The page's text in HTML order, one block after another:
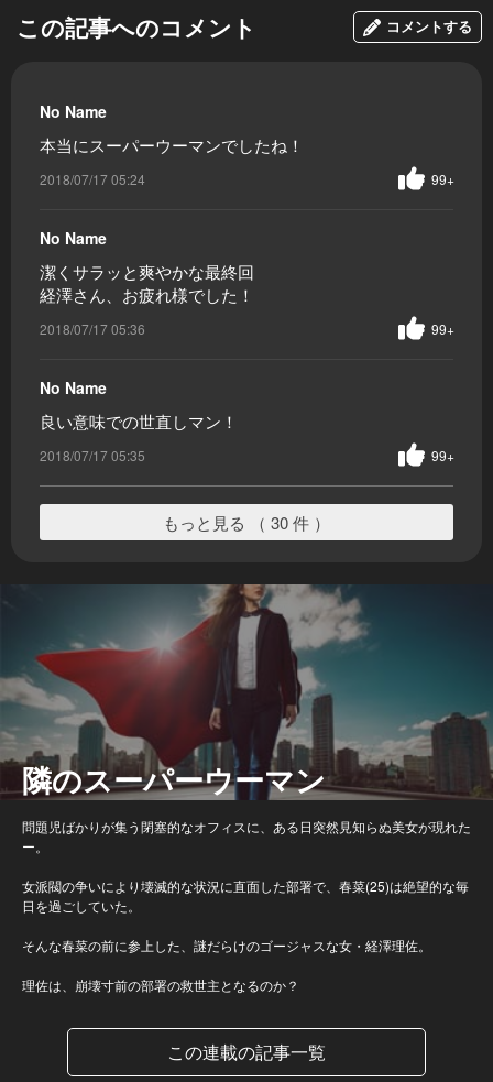
この記事へのコメント コメントする
No Name
本当にスーパーウーマンでしたね！
2018/07/17 05:24 99+
No Name
潔くサラッと爽やかな最終回
経澤さん、お疲れ様でした！
2018/07/17 05:36 99+
No Name
良い意味での世直しマン！
2018/07/17 05:35 99+
もっと見る （ 30 件 ）
隣のスーパーウーマン
問題児ばかりが集う閉塞的なオフィスに、ある日突然見知らぬ美女が現れた
ー。
女派閥の争いにより壊滅的な状況に直面した部署で、春菜(25)は絶望的な毎
日を過ごしていた。
そんな春菜の前に参上した、謎だらけのゴージャスな女・経澤理佐。
理佐は、崩壊寸前の部署の救世主となるのか？
この連載の記事一覧